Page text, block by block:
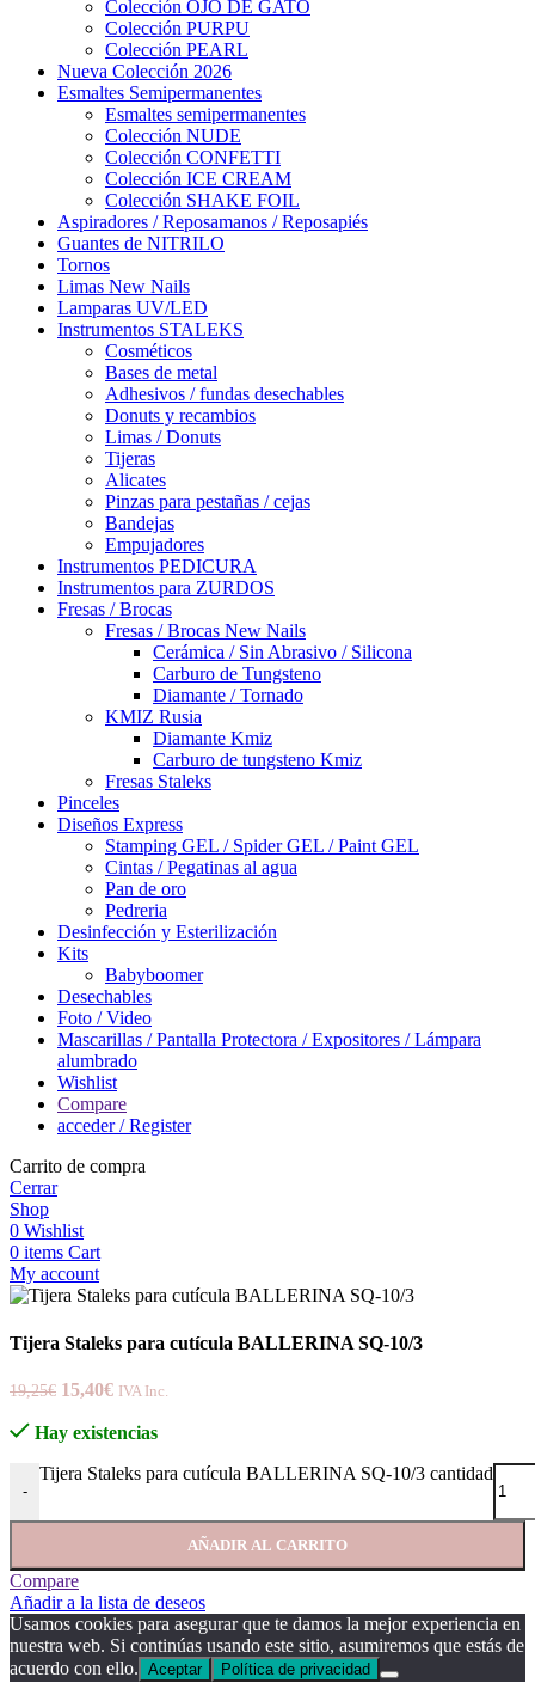
Colección OJO DE GATO
Colección PURPU
Colección PEARL
Nueva Colección 2026
Esmaltes Semipermanentes
Esmaltes semipermanentes
Colección NUDE
Colección CONFETTI
Colección ICE CREAM
Colección SHAKE FOIL
Aspiradores / Reposamanos / Reposapiés
Guantes de NITRILO
Tornos
Limas New Nails
Lamparas UV/LED
Instrumentos STALEKS
Cosméticos
Bases de metal
Adhesivos / fundas desechables
Donuts y recambios
Limas / Donuts
Tijeras
Alicates
Pinzas para pestañas / cejas
Bandejas
Empujadores
Instrumentos PEDICURA
Instrumentos para ZURDOS
Fresas / Brocas
Fresas / Brocas New Nails
Cerámica / Sin Abrasivo / Silicona
Carburo de Tungsteno
Diamante / Tornado
KMIZ Rusia
Diamante Kmiz
Carburo de tungsteno Kmiz
Fresas Staleks
Pinceles
Diseños Express
Stamping GEL / Spider GEL / Paint GEL
Cintas / Pegatinas al agua
Pan de oro
Pedreria
Desinfección y Esterilización
Kits
Babyboomer
Desechables
Foto / Video
Mascarillas / Pantalla Protectora / Expositores / Lámpara
alumbrado
Wishlist
Compare
acceder / Register
Carrito de compra
Cerrar
Shop
0 Wishlist
0 items Cart
My account
Tijera Staleks para cutícula BALLERINA SQ-10/3
19,25€ 15,40€ IVA Inc.
Hay existencias
-
Tijera Staleks para cutícula BALLERINA SQ-10/3 cantidad
AÑADIR AL CARRITO
Compare
Añadir a la lista de deseos
Usamos cookies para asegurar que te damos la mejor experiencia en
nuestra web. Si continúas usando este sitio, asumiremos que estás de
acuerdo con ello. Aceptar Política de privacidad